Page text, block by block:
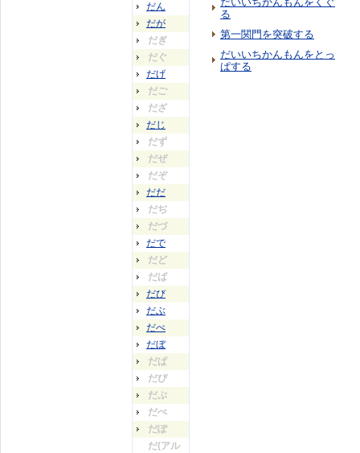
だん
だが
だぎ
だぐ
だげ
だご
だざ
だじ
だず
だぜ
だぞ
だだ
だぢ
だづ
だで
だど
だば
だび
だぶ
だべ
だぼ
だぱ
だぴ
だぷ
だぺ
だぽ
だ(アル
る
第一関門を突破する
だいいちかんもんをとっ
ぱする